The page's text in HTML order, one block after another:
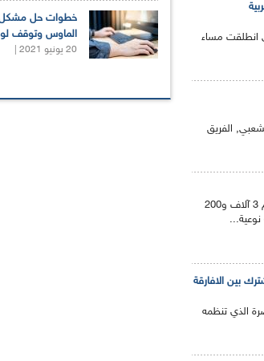
التي انطلقت مساء
الفريق
ينشط أزيد من 13 ألف حرفي على مستوى ولاية الأغواط منهم 3 آلاف و200
نوعية...
بين الافارقة
الذي تنظمه
خطوات حل مشكل
الماوس وتوقف
20 يونيو 2021 |